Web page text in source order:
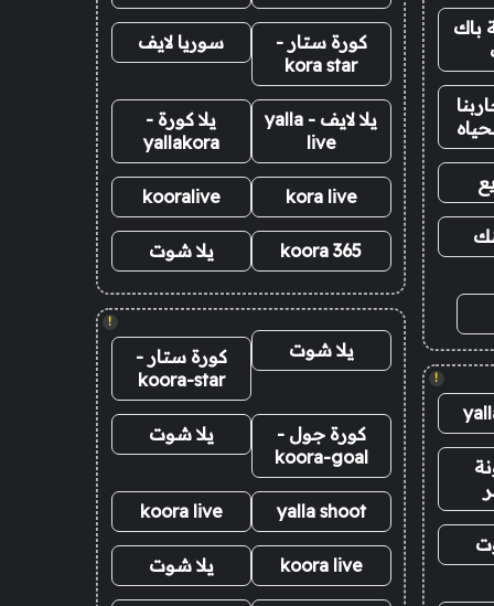
باك
!
كورة ستار -
kora star
سوريا لايف
يلا لايف - yalla
live
يلا كورة -
yallakora
kora live
kooralive
koora 365 يلا شوت
!
يلا شوت
كورة ستار -
koora-star
كورة جول -
koora-goal
يلا شوت
yalla shoot
koora live
koora live يلا شوت